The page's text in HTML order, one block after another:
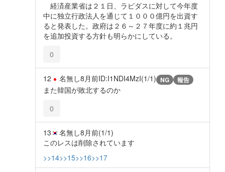
経済産業省は２１日、ラピダスに対して今年度
中に独立行政法人を通じて１０００億円を出資す
ると発表した。政府は２６～２７年度に約１兆円
を追加投資する方針も明らかにしている。
0
12 名無し8月前ID:I1NDI4MzI(1/1) NG 報告
また韓国が敗北するのか
0
13 名無し8月前(1/1)
このレスは削除されています
>>14>>15>>16>>17